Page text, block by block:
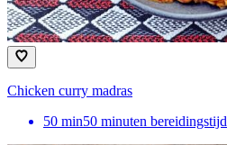
Chicken curry madras
50 min50 minuten bereidingstijd